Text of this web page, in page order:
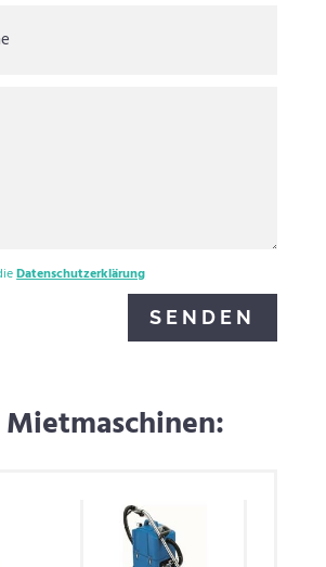
Datenschutzerklärung
SENDEN